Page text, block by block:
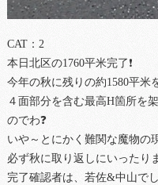
CAT：2
本日北区の1760平米完了❗
今年の秋に残りの約1580平米
４面部分を含む最高H箇所を
のでわ❓
いや～とにかく難関な魔物の
必ず秋に取り返しにいったり
完了確認者は、若佐&中山で